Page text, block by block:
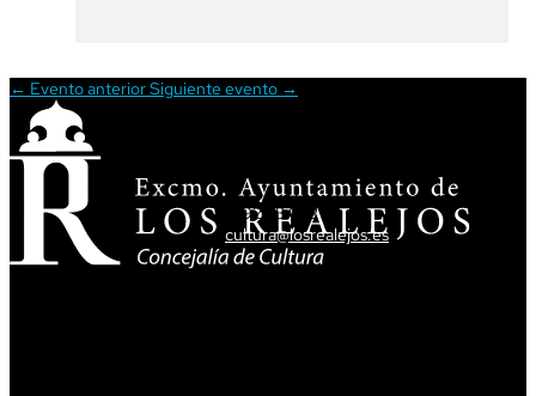
← Evento anteriorSiguiente evento →
T. 922 34 62 34
cultura@losrealejos.es